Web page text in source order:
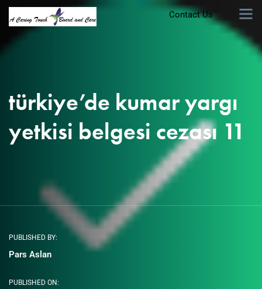
Contact Us
türkiye’de kumar yargı
yetkisi belgesi cezası 11
PUBLISHED BY:
Pars Aslan
PUBLISHED ON: